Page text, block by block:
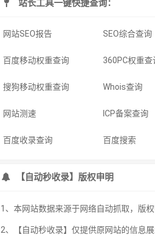
站长工具一键快捷查询：
网站SEO报告 SEO综合查询
百度移动权重查询 360PC权重查
搜狗移动权重查询 Whois查询
网站测速 ICP备案查询
百度收录查询 百度搜索
【自动秒收录】版权申明
1、本网站数据来源于网络自动抓取，版权
2、【自动秒收录】仅提供原网站的信息